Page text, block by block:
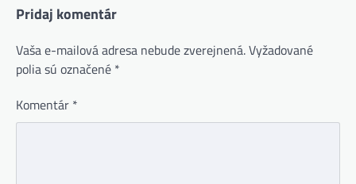
Pridaj komentár
Vaša e-mailová adresa nebude zverejnená.Vyžadované
polia sú označené *
Komentár *